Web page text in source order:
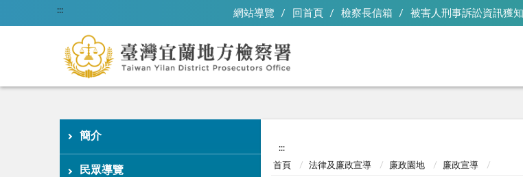
::: 網站導覽 回首頁 檢察長信箱 被害人刑事訴訟資訊獲
簡介
民眾導覽
:::
首頁 法律及廉政宣導 廉政園地 廉政宣導